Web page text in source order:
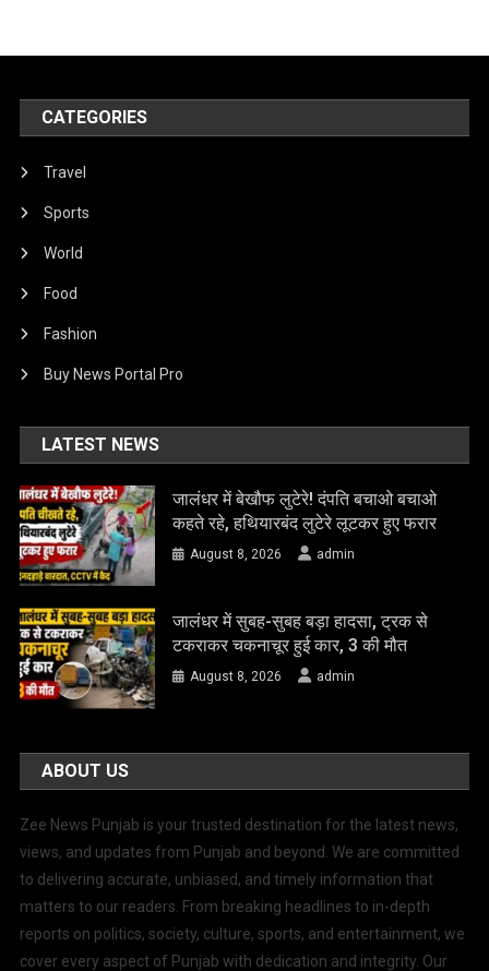
CATEGORIES
Travel
Sports
World
Food
Fashion
Buy News Portal Pro
LATEST NEWS
जालंधर में बेखौफ लुटेरे! दंपति बचाओ बचाओ
कहते रहे, हथियारबंद लुटेरे लूटकर हुए फरार
August 8, 2026 admin
जालंधर में सुबह-सुबह बड़ा हादसा, ट्रक से
टकराकर चकनाचूर हुई कार, 3 की मौत
August 8, 2026 admin
ABOUT US
Zee News Punjab is your trusted destination for the latest news,
views, and updates from Punjab and beyond. We are committed
to delivering accurate, unbiased, and timely information that
matters to our readers. From breaking headlines to in-depth
reports on politics, society, culture, sports, and entertainment, we
cover every aspect of Punjab with dedication and integrity. Our